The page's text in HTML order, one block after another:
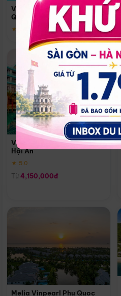
Vinpearl Resort & Spa Phu
Quoc
★ 5.0
Vinpearl Resort & Golf Nam
Hội An
★ 5.0
Từ 4,150,000đ
Melia Vinpearl Phu Quoc